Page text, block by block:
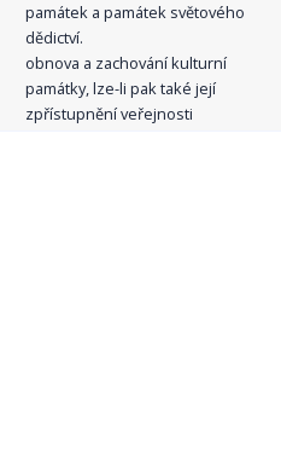
památek a památek světového
dědictví.
obnova a zachování kulturní
památky, lze-li pak také její
zpřístupnění veřejnosti